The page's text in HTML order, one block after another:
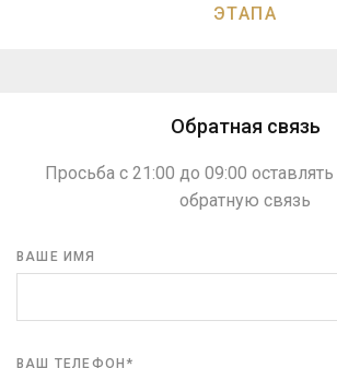
ЭТАПА
Обратная связь
Просьба с 21:00 до 09:00
обратную связь
ВАШЕ ИМЯ
ВАШ ТЕЛЕФОН*